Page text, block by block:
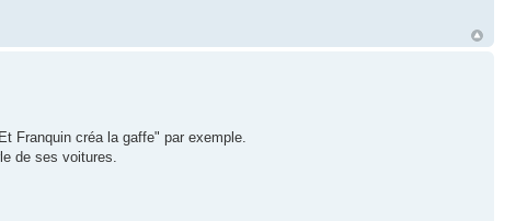
Franquin créa la gaffe" par exemple.
de ses voitures.